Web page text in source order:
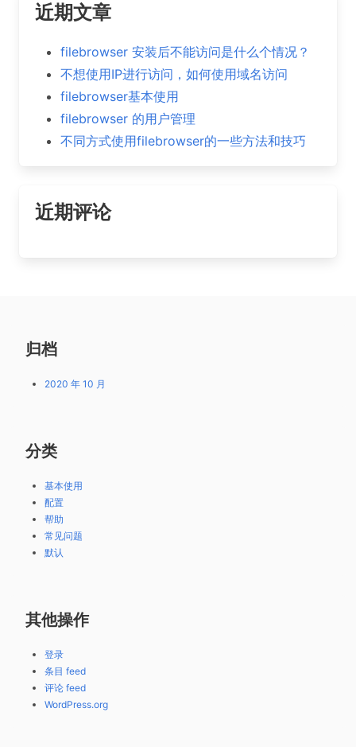
近期文章
filebrowser 安装后不能访问是什么个情况？
不想使用IP进行访问，如何使用域名访问
filebrowser基本使用
filebrowser 的用户管理
不同方式使用filebrowser的一些方法和技巧
近期评论
归档
2020 年 10 月
分类
基本使用
配置
帮助
常见问题
默认
其他操作
登录
条目 feed
评论 feed
WordPress.org